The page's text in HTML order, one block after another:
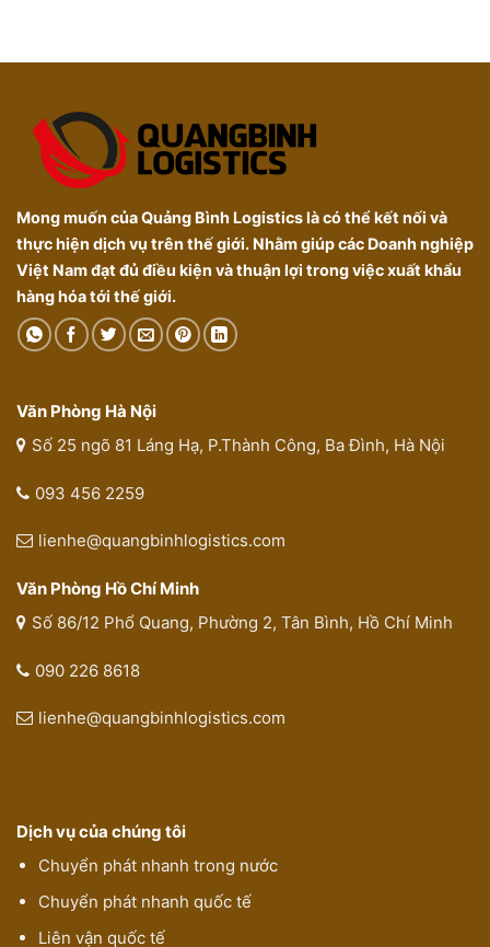
Mong muốn của Quảng Bình Logistics là có thể kết nối và
thực hiện dịch vụ trên thế giới. Nhằm giúp các Doanh nghiệp
Việt Nam đạt đủ điều kiện và thuận lợi trong việc xuất khẩu
hàng hóa tới thế giới.
Văn Phòng Hà Nội
Số 25 ngõ 81 Láng Hạ, P.Thành Công, Ba Đình, Hà Nội
093 456 2259
lienhe@quangbinhlogistics.com
Văn Phòng Hồ Chí Minh
Số 86/12 Phổ Quang, Phường 2, Tân Bình, Hồ Chí Minh
090 226 8618
lienhe@quangbinhlogistics.com
Dịch vụ của chúng tôi
Chuyển phát nhanh trong nước
Chuyển phát nhanh quốc tế
Liên vận quốc tế